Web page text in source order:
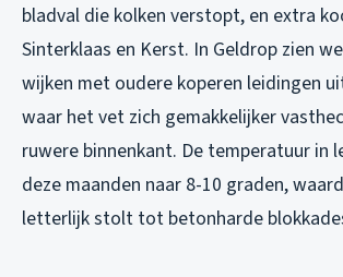
bladval die kolken verstopt, en extra
Sinterklaas en Kerst. In Geldrop zien
wijken met oudere koperen leidingen
waar het vet zich gemakkelijker
ruwere binnenkant. De temperatuur in
deze maanden naar 8-10 graden,
letterlijk stolt tot betonharde